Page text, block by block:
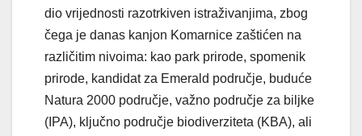
dio vrijednosti razotrkiven istraživanjima, zbog
čega je danas kanjon Komarnice zaštićen na
različitim nivoima: kao park prirode, spomenik
prirode, kandidat za Emerald područje, buduće
Natura 2000 područje, važno područje za biljke
(IPA), ključno područje biodiverziteta (KBA), ali